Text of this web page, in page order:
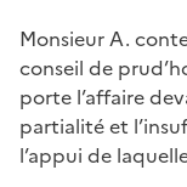
Monsieur A.
conseil de
porte l’affaire
partialité et
l’appui de